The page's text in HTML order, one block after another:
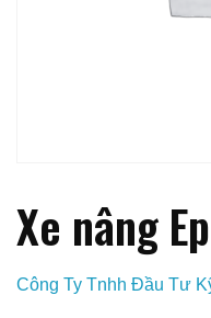
Xe nâng
Công Ty Tnhh Đầu Tư